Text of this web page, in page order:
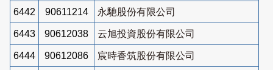
6442 90611214 永馳股份有限公司
6443 90612038 云旭投資股份有限公司
6444 90612086 宸時香筑股份有限公司